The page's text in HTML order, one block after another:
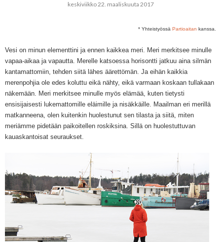
keskiviikko 22. maaliskuuta 2017
* Yhteistyössä Partioaitan kanssa.
Vesi on minun elementtini ja ennen kaikkea meri. Meri merkitsee minulle
vapaa-aikaa ja vapautta. Merelle katsoessa horisontti jatkuu aina silmän
kantamattomiin, tehden siitä lähes äärettömän. Ja eihän kaikkia
merenpohjia ole edes koluttu eikä nähty, eikä varmaan koskaan tullakaan
näkemään. Meri merkitsee minulle myös elämää, kuten tietysti
ensisijaisesti lukemattomille eläimille ja nisäkkäille. Maailman eri merillä
matkanneena, olen kuitenkin huolestunut sen tilasta ja siitä, miten
meriämme pidetään paikoitellen roskiksina. Sillä on huolestuttuvan
kauaskantoisat seuraukset.